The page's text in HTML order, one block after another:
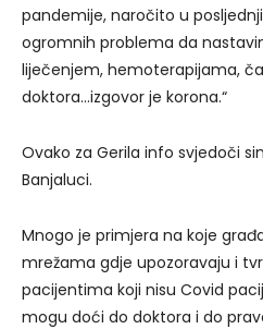
pandemije, naročito u
ogromnih problema da
liječenjem, hemoterapijama,
doktora…izgovor je korona.“
Ovako za Gerila info svjedoči
Banjaluci.
Mnogo je primjera na koje
mrežama gdje upozoravaju i
pacijentima koji nisu Covid
mogu doći do doktora i do